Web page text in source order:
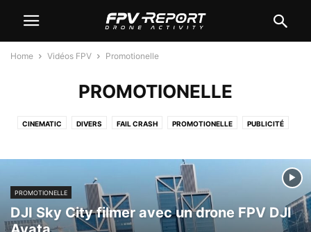
Home Vidéos FPV Promotionelle
PROMOTIONELLE
CINEMATIC DIVERS FAIL CRASH PROMOTIONELLE PUBLICITÉ
TUTORIELS
PROMOTIONELLE
DJI Sky City filmer avec un drone FPV DJI